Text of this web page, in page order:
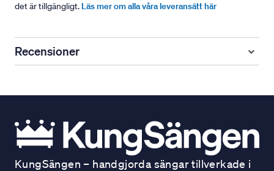
det är tillgängligt. Läs mer om alla våra leveransätt här
Recensioner
KungSängen – handgjorda sängar tillverkade i